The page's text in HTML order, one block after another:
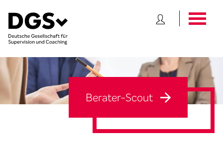
Berater-Scout